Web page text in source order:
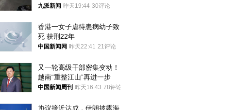
建议装护栏，也会影响自身
九派新闻 昨天19:44 30评论
香港一女子虐待患病幼子致
死 获刑22年
中国新闻网 昨天22:41 21评论
又一轮高级干部密集变动！
越南“重整江山”再进一步
中国新闻周刊 昨天16:43 78评论
协议接近达成，伊朗披露海